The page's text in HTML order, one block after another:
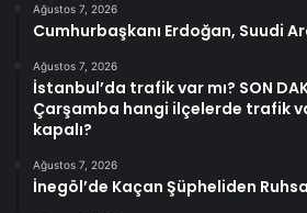
Ağustos 7, 2026
Cumhurbaşkanı Erdoğan, Suudi
Ağustos 7, 2026
İstanbul’da trafik var mı? SON
Çarşamba hangi ilçelerde trafik
kapalı?
Ağustos 7, 2026
İnegöl’de Kaçan Şüpheliden